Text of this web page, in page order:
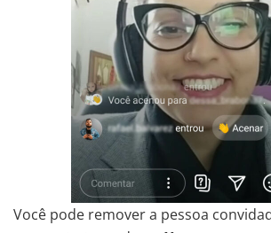
Você pode remover a pessoa